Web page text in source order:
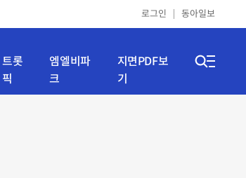
로그인 동아일보
트롯
픽
엠엘비파
크
지면PDF보
기